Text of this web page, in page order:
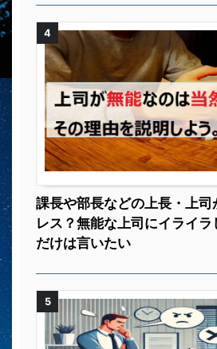
4
課長や部長などの上長・上司
レス？無能な上司にイライ
だけは言いたい
5